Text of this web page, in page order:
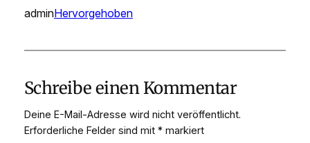
adminHervorgehoben
Schreibe einen Kommentar
Deine E-Mail-Adresse wird nicht veröffentlicht.
Erforderliche Felder sind mit *markiert